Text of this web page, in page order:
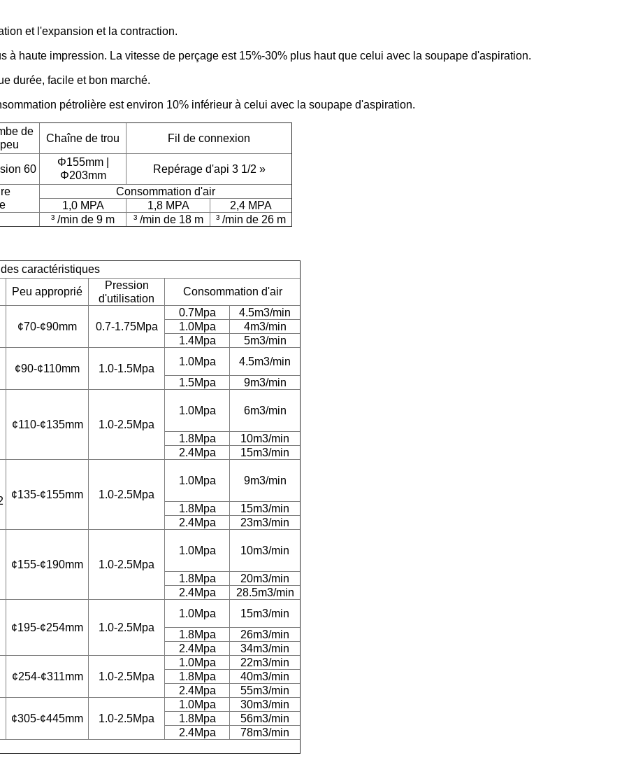
et l'expansion et la contraction.
à haute impression. La vitesse de perçage est 15%-30% plus haut que celui avec la soupape d'aspiration.
durée, facile et bon marché.
pétrolière est environ 10% inférieur à celui avec la soupape d'aspiration.
de
peu
Chaîne de trou Fil de connexion
60
Φ155mm |
Φ203mm
Repérage d'api 3 1/2 »
Consommation d'air
1,0 MPA
1,8 MPA
2,4 MPA
³ /min de 9 m ³ /min de 18 m ³ /min de 26 m
caractéristiques
Peu approprié
Pression
d'utilisation
Consommation d'air
¢70-¢90mm 0.7-1.75Mpa
0.7Mpa
4.5m3/min
1.0Mpa
4m3/min
1.4Mpa
5m3/min
¢90-¢110mm 1.0-1.5Mpa
1.0Mpa 4.5m3/min
1.5Mpa 9m3/min
¢110-¢135mm 1.0-2.5Mpa
1.0Mpa 6m3/min
1.8Mpa
10m3/min
2.4Mpa 15m3/min
¢135-¢155mm 1.0-2.5Mpa
1.0Mpa 9m3/min
1.8Mpa
15m3/min
2.4Mpa 23m3/min
¢155-¢190mm 1.0-2.5Mpa
1.0Mpa 10m3/min
1.8Mpa
20m3/min
2.4Mpa 28.5m3/min
¢195-¢254mm 1.0-2.5Mpa
1.0Mpa 15m3/min
1.8Mpa
26m3/min
2.4Mpa 34m3/min
¢254-¢311mm 1.0-2.5Mpa
1.0Mpa
22m3/min
1.8Mpa
40m3/min
2.4Mpa 55m3/min
¢305-¢445mm 1.0-2.5Mpa
1.0Mpa
30m3/min
1.8Mpa
56m3/min
2.4Mpa
78m3/min